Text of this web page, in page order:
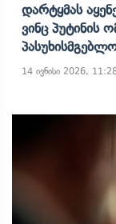
Დარტყმას
Ვინც Პუტინის
14 ივნისი 2026,